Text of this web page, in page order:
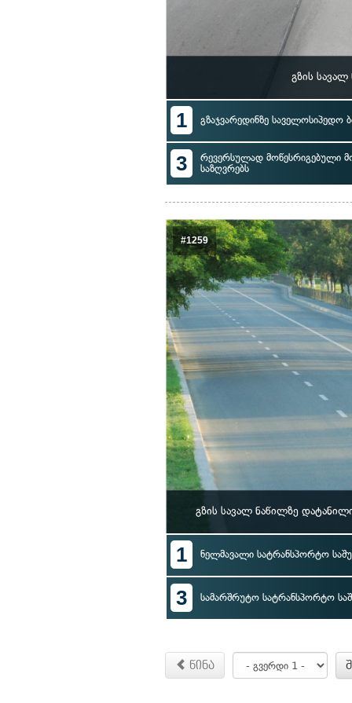
გზის
1 გზაჯვარედინზე საველოსიპედო
3
რევერსულად მოწესრიგებული
საზღვრებს
#1259
გზის სავალ ნაწილზე
1 ნელმავალი სატრანსპორტო
3 სამარშრუტო სატრანსპორტო
წინა